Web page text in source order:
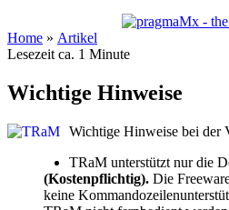
Home » Artikel
Lesezeit ca. 1 Minute
Wichtige Hinweise
Wichtige Hinweise bei der
TRaM unterstützt nur die
(Kostenpflichtig). Die
keine